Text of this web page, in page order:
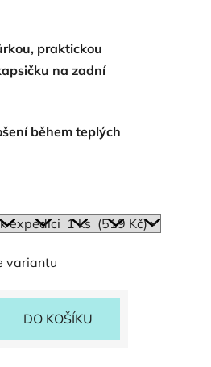
praktickou
na zadní
během teplých
variantu
DO KOŠÍKU